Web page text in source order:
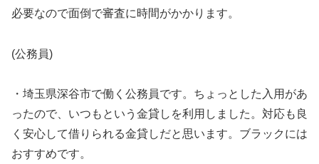
必要なので面倒で審査に時間がかかります。
(公務員)
・埼玉県深谷市で働く公務員です。ちょっとした入用があ
ったので、いつもという金貸しを利用しました。対応も良
く安心して借りられる金貸しだと思います。ブラックには
おすすめです。